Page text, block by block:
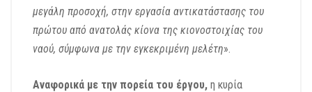
μεγάλη προσοχή, στην εργασία αντικατάστασης του
πρώτου από ανατολάς κίονα της κιονοστοιχίας του
ναού, σύμφωνα με την εγκεκριμένη μελέτη».
Αναφορικά με την πορεία του έργου, η κυρία